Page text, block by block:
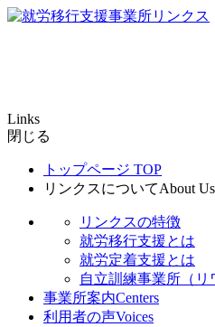
Links
閉じる
トップページ TOP
リンクスについてAbout Us
リンクスの特徴
就労移行支援とは
就労定着支援とは
自立訓練事業所（リ
事業所案内Centers
利用者の声Voices